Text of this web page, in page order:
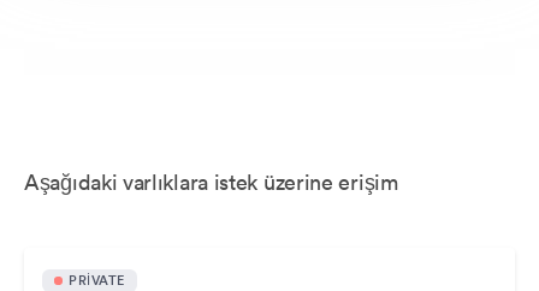
Aşağıdaki varlıklara istek üzerine erişim
PRIVATE